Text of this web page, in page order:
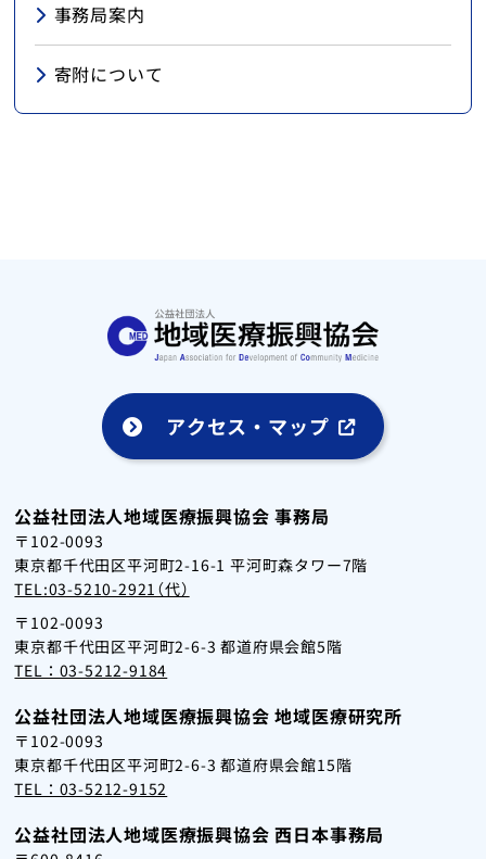
事務局案内
寄附について
アクセス・マップ
公益社団法人地域医療振興協会 事務局
〒102-0093
東京都千代田区平河町2-16-1 平河町森タワー7階
TEL:03-5210-2921（代）
〒102-0093
東京都千代田区平河町2-6-3 都道府県会館5階
TEL：03-5212-9184
公益社団法人地域医療振興協会 地域医療研究所
〒102-0093
東京都千代田区平河町2-6-3 都道府県会館15階
TEL：03-5212-9152
公益社団法人地域医療振興協会 西日本事務局